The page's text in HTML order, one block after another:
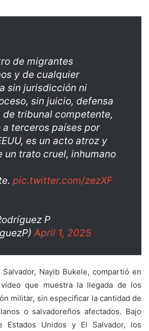
de migrantes
y de cualquier
sin jurisdicción ni
sin juicio, defensa
de tribunal competente,
a terceros países por
es un acto atroz y
un trato cruel, inhumano
pic.twitter.com/zezXF
P
April 1, 2025
Nayib Bukele, compartió en
que muestra la llegada de los
militar, sin especificar la cantidad de
o salvadoreños afectados. Bajo
Estados Unidos y El Salvador, los